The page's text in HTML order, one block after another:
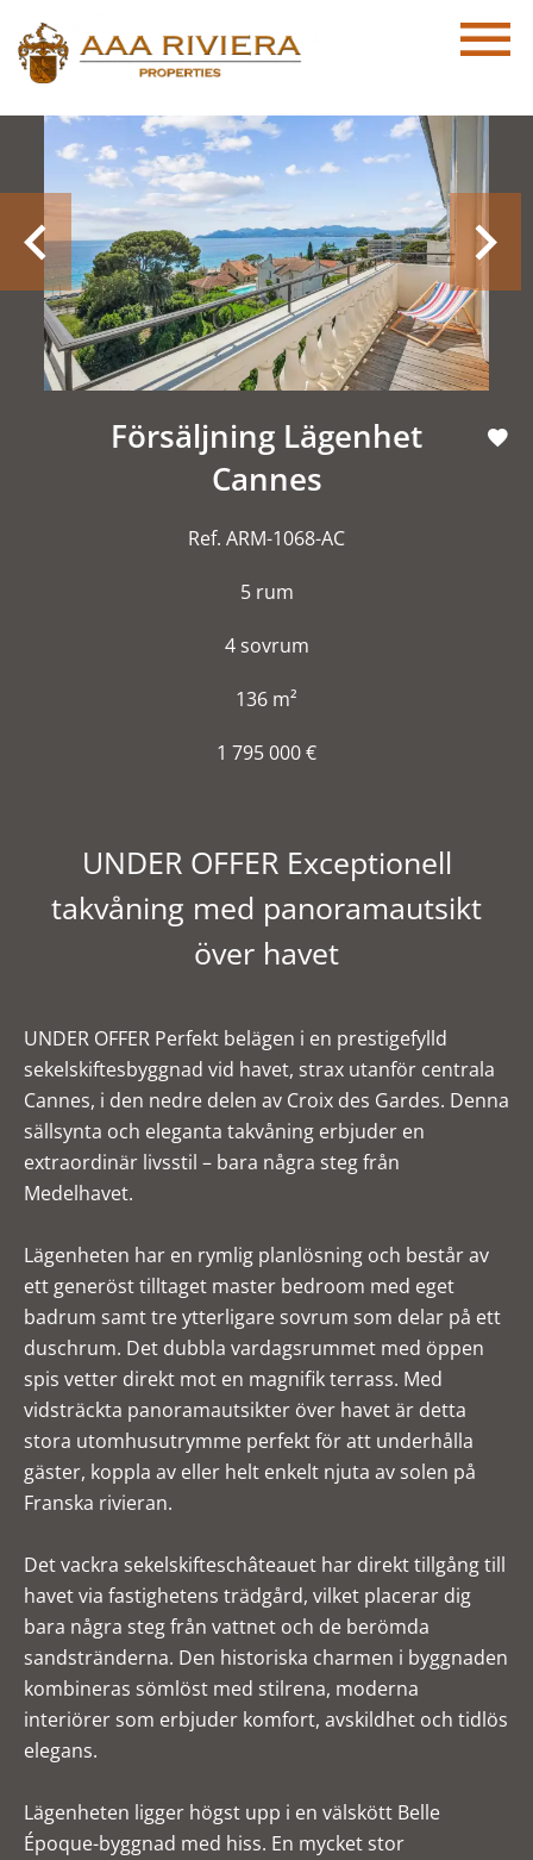
Försäljning Lägenhet
Cannes
Ref. ARM-1068-AC
5 rum
4 sovrum
136 m²
1 795 000 €
UNDER OFFER Exceptionell
takvåning med panoramautsikt
över havet
UNDER OFFER Perfekt belägen i en prestigefylld
sekelskiftesbyggnad vid havet, strax utanför centrala
Cannes, i den nedre delen av Croix des Gardes. Denna
sällsynta och eleganta takvåning erbjuder en
extraordinär livsstil – bara några steg från
Medelhavet.
Lägenheten har en rymlig planlösning och består av
ett generöst tilltaget master bedroom med eget
badrum samt tre ytterligare sovrum som delar på ett
duschrum. Det dubbla vardagsrummet med öppen
spis vetter direkt mot en magnifik terrass. Med
vidsträckta panoramautsikter över havet är detta
stora utomhusutrymme perfekt för att underhålla
gäster, koppla av eller helt enkelt njuta av solen på
Franska rivieran.
Det vackra sekelskifteschâteauet har direkt tillgång till
havet via fastighetens trädgård, vilket placerar dig
bara några steg från vattnet och de berömda
sandstränderna. Den historiska charmen i byggnaden
kombineras sömlöst med stilrena, moderna
interiörer som erbjuder komfort, avskildhet och tidlös
elegans.
Lägenheten ligger högst upp i en välskött Belle
Époque-byggnad med hiss. En mycket stor